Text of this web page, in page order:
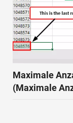
Maximale
(Maximale